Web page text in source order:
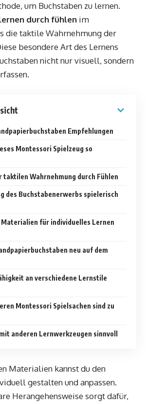
um Buchstaben zu lernen.
durch fühlen im
die taktile Wahrnehmung der
besondere Art des Lernens
nicht nur visuell, sondern
Empfehlungen
Montessori Spielzeug so
taktilen Wahrnehmung durch Fühlen
des Buchstabenerwerbs spielerisch
Materialien für individuelles Lernen
neu auf dem
an verschiedene Lernstile
Montessori Spielsachen sind zu
anderen Lernwerkzeugen sinnvoll
Materialien kannst du den
gestalten und anpassen.
Herangehensweise sorgt dafür,